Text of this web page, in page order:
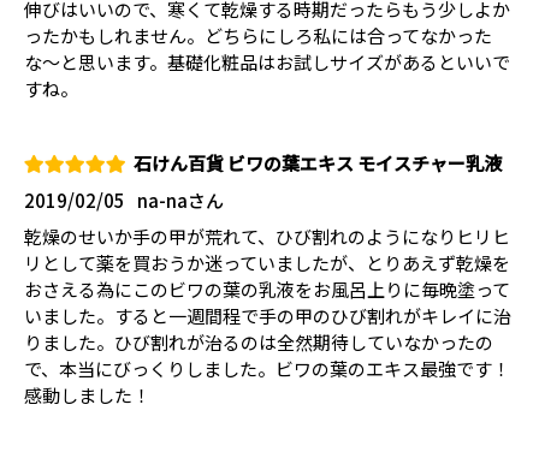
伸びはいいので、寒くて乾燥する時期だったらもう少しよか
ったかもしれません。どちらにしろ私には合ってなかった
な〜と思います。基礎化粧品はお試しサイズがあるといいで
すね。
石けん百貨 ビワの葉エキス モイスチャー乳液
na-naさん
2019/02/05
乾燥のせいか手の甲が荒れて、ひび割れのようになりヒリヒ
リとして薬を買おうか迷っていましたが、とりあえず乾燥を
おさえる為にこのビワの葉の乳液をお風呂上りに毎晩塗って
いました。すると一週間程で手の甲のひび割れがキレイに治
りました。ひび割れが治るのは全然期待していなかったの
で、本当にびっくりしました。ビワの葉のエキス最強です！
感動しました！